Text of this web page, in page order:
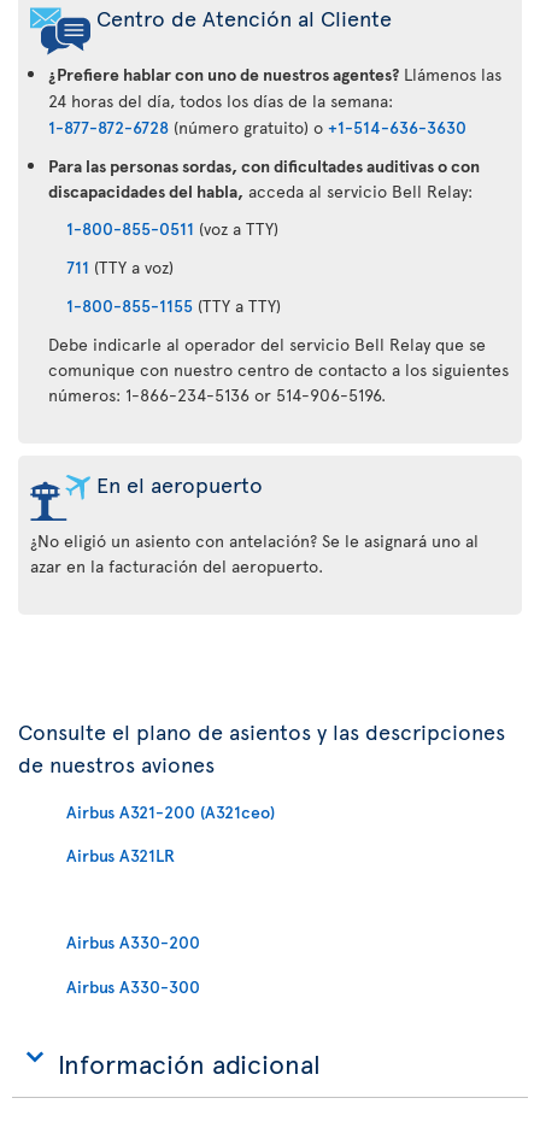
Centro de Atención al Cliente
¿Prefiere hablar con uno de nuestros agentes? Llámenos las
24 horas del día, todos los días de la semana:
1-877-872-6728 (número gratuito) o +1-514-636-3630
Para las personas sordas, con dificultades auditivas o con
discapacidades del habla, acceda al servicio Bell Relay:
1-800-855-0511 (voz a TTY)
711 (TTY a voz)
1-800-855-1155 (TTY a TTY)
Debe indicarle al operador del servicio Bell Relay que se
comunique con nuestro centro de contacto a los siguientes
números: 1-866-234-5136 or 514-906-5196.
En el aeropuerto
¿No eligió un asiento con antelación? Se le asignará uno al
azar en la facturación del aeropuerto.
Consulte el plano de asientos y las descripciones
de nuestros aviones
Airbus A321-200 (A321ceo)
Airbus A321LR
Airbus A330-200
Airbus A330-300
Información adicional